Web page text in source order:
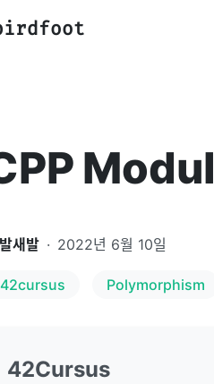
새발 · 2022년 6월 10일
42cursus Polymorphism
42Cursus